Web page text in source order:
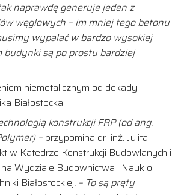
naprawdę generuje jeden z
węglowych – im mniej tego betonu
wypalać w bardzo wysokiej
są po prostu bardziej
niemetalicznym od dekady
Białostocka.
konstrukcji FRP (od ang.
– przypomina dr inż. Julita
w Katedrze Konstrukcji Budowlanych i
Wydziale Budownictwa i Nauk o
Białostockiej. – To są pręty